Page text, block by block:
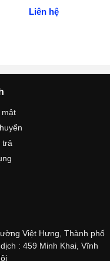
Liên hệ
mật
trả
Việt Hưng, Thành phố
: 459 Minh Khai, Vĩnh